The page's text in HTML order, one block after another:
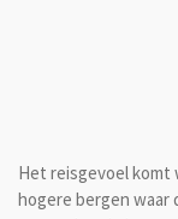
Het reisgevoel komt
hogere bergen waar